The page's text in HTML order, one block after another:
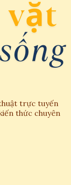
trực tuyến
thức chuyên